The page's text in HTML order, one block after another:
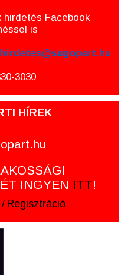
hirdetés Facebook
is
hirdetes@sugopart.hu
3030
HÍREK
INGYEN ITT!
/ Regisztráció